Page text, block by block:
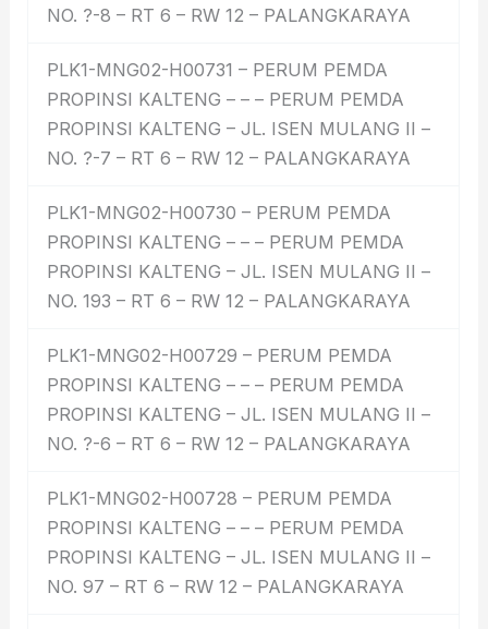
NO. ?-8 – RT 6 – RW 12 – PALANGKARAYA
PLK1-MNG02-H00731 – PERUM PEMDA
PROPINSI KALTENG – – – PERUM PEMDA
PROPINSI KALTENG – JL. ISEN MULANG II –
NO. ?-7 – RT 6 – RW 12 – PALANGKARAYA
PLK1-MNG02-H00730 – PERUM PEMDA
PROPINSI KALTENG – – – PERUM PEMDA
PROPINSI KALTENG – JL. ISEN MULANG II –
NO. 193 – RT 6 – RW 12 – PALANGKARAYA
PLK1-MNG02-H00729 – PERUM PEMDA
PROPINSI KALTENG – – – PERUM PEMDA
PROPINSI KALTENG – JL. ISEN MULANG II –
NO. ?-6 – RT 6 – RW 12 – PALANGKARAYA
PLK1-MNG02-H00728 – PERUM PEMDA
PROPINSI KALTENG – – – PERUM PEMDA
PROPINSI KALTENG – JL. ISEN MULANG II –
NO. 97 – RT 6 – RW 12 – PALANGKARAYA